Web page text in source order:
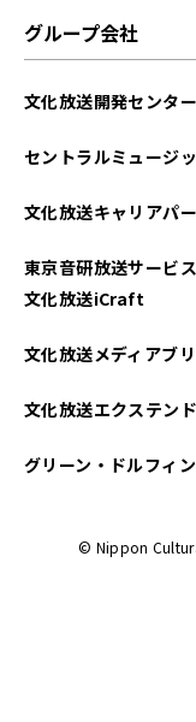
2025
2025
2024
2024
グループ会社
文化放送開発センター
セントラルミュージ
文化放送キャリアパ
東京音研放送サービス
文化放送iCraft
文化放送メディアブ
文化放送エクステンド
グリーン・ドルフィン
© Nippon